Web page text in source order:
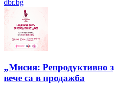
dbr.bg
„Мисия: Репродуктивно
вече са в продажба